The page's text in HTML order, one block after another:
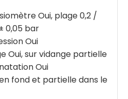
Oui, plage 0,2 /
0,05 bar
Oui
Oui, sur vidange partielle
Oui
fond et partielle dans le